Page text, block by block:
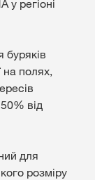
регіоні
буряків
на полях,
від
для
розміру